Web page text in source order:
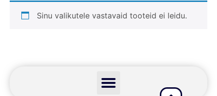
Sinu valikutele vastavaid tooteid ei leidu.